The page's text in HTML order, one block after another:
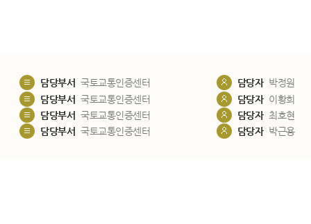
담당부서 국토교통인증센터 담당자 박정원
담당부서 국토교통인증센터 담당자 이황희
담당부서 국토교통인증센터 담당자 최호현
담당부서 국토교통인증센터 담당자 박근용